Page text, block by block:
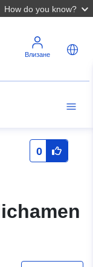
How do you know?
Влизане
0